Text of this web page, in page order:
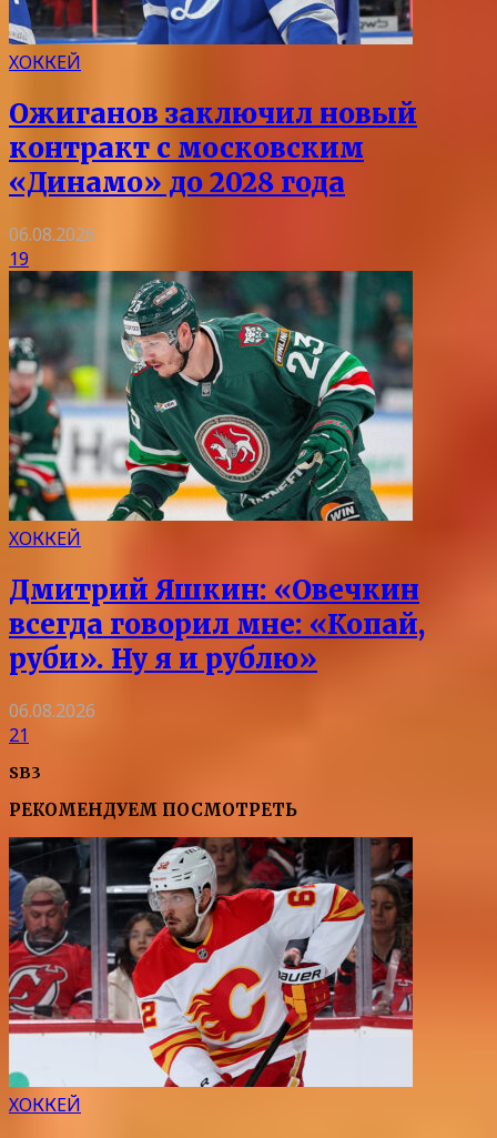
ХОККЕЙ
Ожиганов заключил новый
контракт с московским
«Динамо» до 2028 года
06.08.2026
19
ХОККЕЙ
Дмитрий Яшкин: «Овечкин
всегда говорил мне: «Копай,
руби». Ну я и рублю»
06.08.2026
21
SB3
РЕКОМЕНДУЕМ ПОСМОТРЕТЬ
ХОККЕЙ